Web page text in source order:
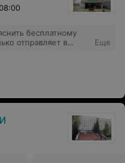
бесплатному
отправляет в
сортирует
них(не
Еще